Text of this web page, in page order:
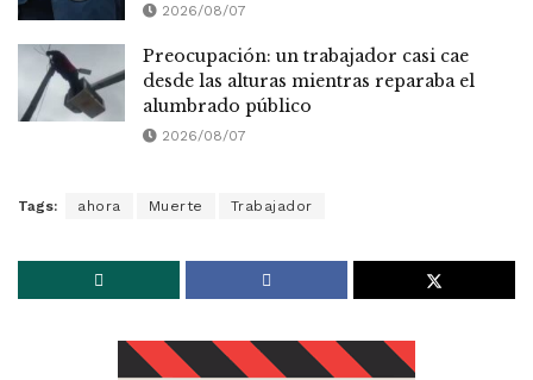
2026/08/07
Preocupación: un trabajador casi cae
desde las alturas mientras reparaba el
alumbrado público
2026/08/07
Tags: ahora Muerte Trabajador